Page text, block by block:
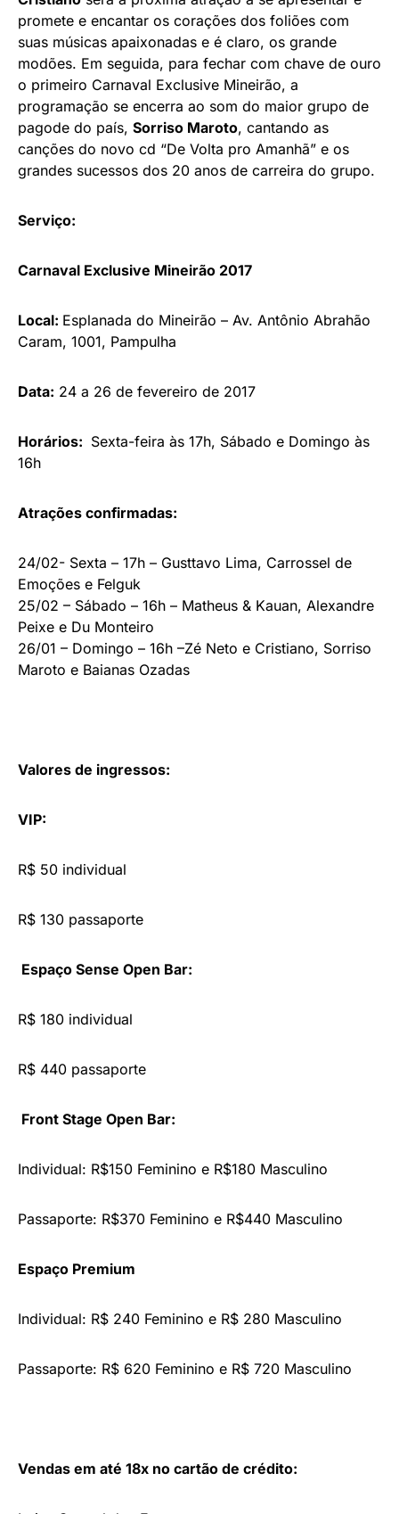
promete e encantar os corações dos foliões com
suas músicas apaixonadas e é claro, os grande
modões. Em seguida, para fechar com chave de ouro
o primeiro Carnaval Exclusive Mineirão, a
programação se encerra ao som do maior grupo de
pagode do país, Sorriso Maroto, cantando as
canções do novo cd “De Volta pro Amanhã” e os
grandes sucessos dos 20 anos de carreira do grupo.
Serviço:
Carnaval Exclusive Mineirão 2017
Local: Esplanada do Mineirão – Av. Antônio Abrahão
Caram, 1001, Pampulha
Data: 24 a 26 de fevereiro de 2017
Horários: Sexta-feira às 17h, Sábado e Domingo às
16h
Atrações confirmadas:
24/02- Sexta – 17h – Gusttavo Lima, Carrossel de
Emoções e Felguk
25/02 – Sábado – 16h – Matheus & Kauan, Alexandre
Peixe e Du Monteiro
26/01 – Domingo – 16h –Zé Neto e Cristiano, Sorriso
Maroto e Baianas Ozadas
Valores de ingressos:
VIP:
R$ 50 individual
R$ 130 passaporte
Espaço Sense Open Bar:
R$ 180 individual
R$ 440 passaporte
Front Stage Open Bar:
Individual: R$150 Feminino e R$180 Masculino
Passaporte: R$370 Feminino e R$440 Masculino
Espaço Premium
Individual: R$ 240 Feminino e R$ 280 Masculino
Passaporte: R$ 620 Feminino e R$ 720 Masculino
Vendas em até 18x no cartão de crédito: